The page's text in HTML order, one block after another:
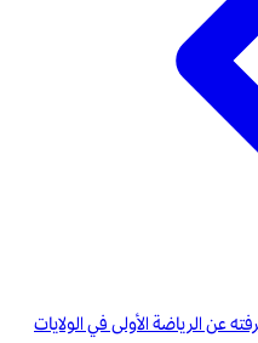
عن الرياضة الأولى في الولايات